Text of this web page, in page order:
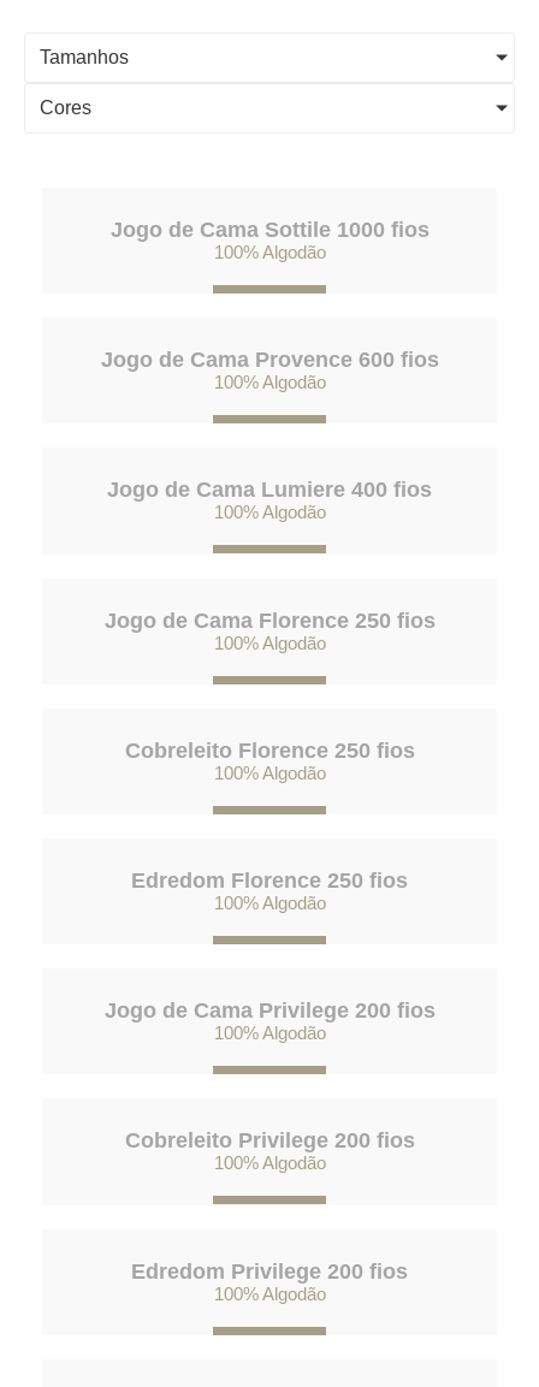
Tamanhos
Cores
Jogo de Cama Sottile 1000 fios
100% Algodão
Jogo de Cama Provence 600 fios
100% Algodão
Jogo de Cama Lumiere 400 fios
100% Algodão
Jogo de Cama Florence 250 fios
100% Algodão
Cobreleito Florence 250 fios
100% Algodão
Edredom Florence 250 fios
100% Algodão
Jogo de Cama Privilege 200 fios
100% Algodão
Cobreleito Privilege 200 fios
100% Algodão
Edredom Privilege 200 fios
100% Algodão